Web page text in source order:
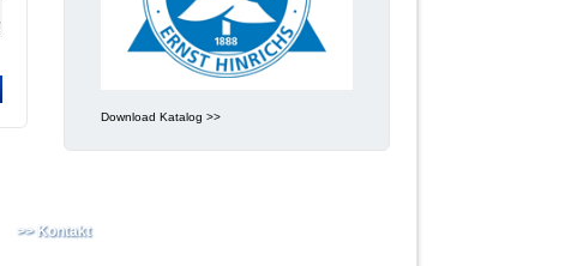
Download Katalog >>
>> Kontakt